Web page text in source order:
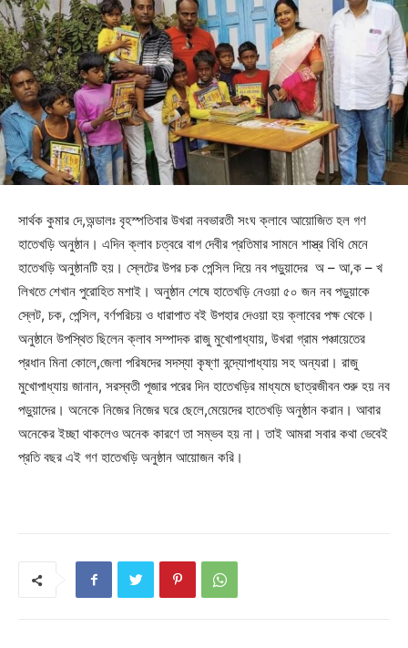
সার্থক কুমার দে,অন্ডালঃ বৃহস্পতিবার উখরা নবভারতী সংঘ ক্লাবে আয়োজিত হল গণ
হাতেখড়ি অনুষ্ঠান। এদিন ক্লাব চত্বরে বাগ দেবীর প্রতিমার সামনে শাস্ত্র বিধি মেনে
হাতেখড়ি অনুষ্ঠানটি হয়। স্লেটের উপর চক পেন্সিল দিয়ে নব পড়ুয়াদের অ – আ,ক – খ
লিখতে শেখান পুরোহিত মশাই‌। অনুষ্ঠান শেষে হাতেখড়ি নেওয়া ৫০ জন নব পড়ুয়াকে
স্লেট, চক, পেন্সিল, বর্ণপরিচয় ও ধারাপাত বই উপহার দেওয়া হয় ক্লাবের পক্ষ থেকে।
অনুষ্ঠানে উপস্থিত ছিলেন ক্লাব সম্পাদক রাজু মুখোপাধ্যায়, উখরা গ্রাম পঞ্চায়েতের
প্রধান মিনা কোলে,জেলা পরিষদের সদস্যা কৃষ্ণা বন্দ্যোপাধ্যায় সহ অন্যরা। রাজু
মুখোপাধ্যায় জানান, সরস্বতী পূজার পরের দিন হাতেখড়ির মাধ্যমে ছাত্রজীবন শুরু হয় নব
পড়ুয়াদের। অনেকে নিজের নিজের ঘরে ছেলে,মেয়েদের হাতেখড়ি অনুষ্ঠান করান। আবার
অনেকের ইচ্ছা থাকলেও অনেক কারণে তা সম্ভব হয় না। তাই আমরা সবার কথা ভেবেই
প্রতি বছর এই গণ হাতেখড়ি অনুষ্ঠান আয়োজন করি।